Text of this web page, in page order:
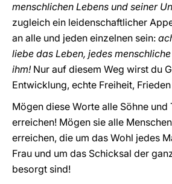
menschlichen Lebens und seiner
zugleich ein leidenschaftlicher
an alle und jeden einzelnen sein:
liebe das Leben, jedes
ihm! Nur auf diesem Weg wirst du
Entwicklung, echte Freiheit,
Mögen diese Worte alle Söhne
erreichen! Mögen sie alle
erreichen, die um das Wohl jedes
Frau und um das Schicksal der
besorgt sind!